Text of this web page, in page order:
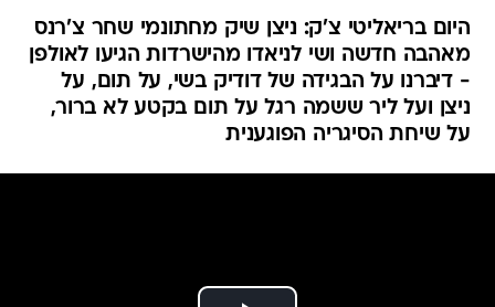
היום בריאליטי צ'ק: ניצן שיק מחתונמי שחר צ'רנס
מאהבה חדשה ושי לניאדו מהישרדות הגיעו לאולפן
- דיברנו על הבגידה של דודיק בשי, על תום, על
ניצן ועל ליר ששמה רגל על תום בקטע לא ברור,
על שיחת הסיגריה הפוגענית